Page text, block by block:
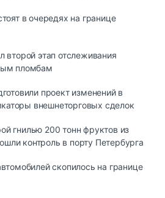
в очередях на границе
второй этап отслеживания
пломбам
проект изменений в
внешнеторговых сделок
гнилью 200 тонн фруктов из
контроль в порту Петербурга
скопилось на границе